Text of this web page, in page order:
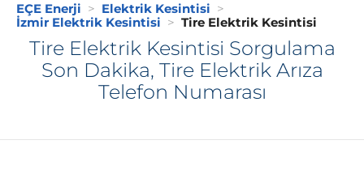
EÇE Enerji
Elektrik Kesintisi
İzmir Elektrik Kesintisi
Tire Elektrik Kesintisi
Tire Elektrik Kesintisi Sorgulama
Son Dakika, Tire Elektrik Arıza
Telefon Numarası